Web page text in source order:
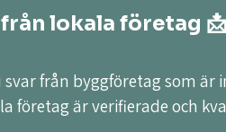
lokala företag 📩
från byggföretag som är
företag är verifierade och